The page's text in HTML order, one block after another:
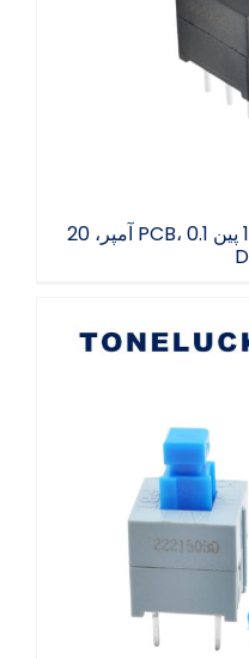
کلید فشاری مشکی، 4 پل، 12 پین PCB، 0.1 آمپر، 20
سوئیچ دکمه‌ای 4 پین، پایه PCB، UL94 V-0 LTV-